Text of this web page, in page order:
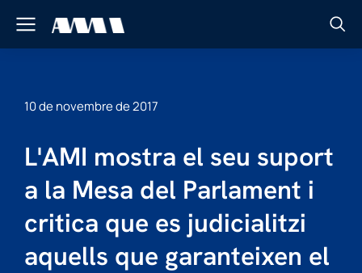
10 de novembre de 2017
L'AMI mostra el seu suport
a la Mesa del Parlament i
critica que es judicialitzi
aquells que garanteixen el